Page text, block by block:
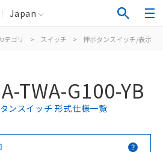
Japan
テゴリ > スイッチ > 押ボタンスイッチ/表示灯
TWA-G100-YB
ンスイッチ 形式仕様一覧